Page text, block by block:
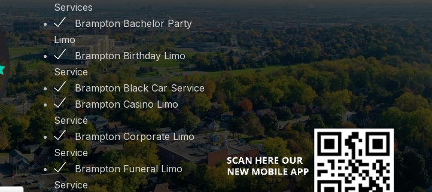
Services
Brampton Bachelor Party
Limo
Brampton Birthday Limo
Service
Brampton Black Car Service
Brampton Casino Limo
Service
Brampton Corporate Limo
Service
Brampton Funeral Limo
Service